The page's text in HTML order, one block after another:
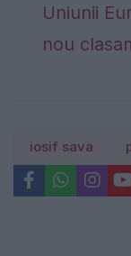
Uniunii
nou
iosif sava